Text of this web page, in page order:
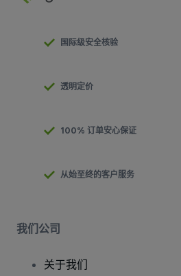
国际级安全核验
透明定价
100% 订单安心保证
从始至终的客户服务
我们公司
关于我们